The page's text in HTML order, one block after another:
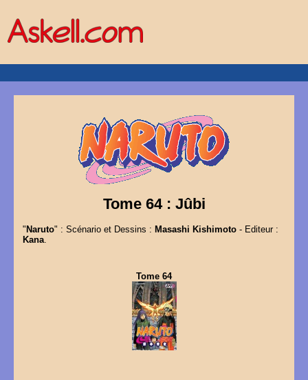
Tome 64 : Jûbi
" Naruto" : Scénario et Dessins : Masashi Kishimoto- Editeur :
Kana.
Tome 64